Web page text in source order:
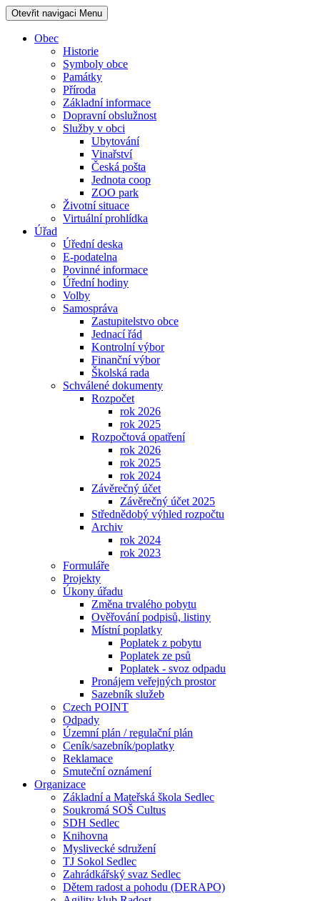
Otevřit navigaci Menu
Obec
Historie
Symboly obce
Památky
Příroda
Základní informace
Dopravní obslužnost
Služby v obci
Ubytování
Vinařství
Česká pošta
Jednota coop
ZOO park
Životní situace
Virtuální prohlídka
Úřad
Úřední deska
E-podatelna
Povinné informace
Úřední hodiny
Volby
Samospráva
Zastupitelstvo obce
Jednací řád
Kontrolní výbor
Finanční výbor
Školská rada
Schválené dokumenty
Rozpočet
rok 2026
rok 2025
Rozpočtová opatření
rok 2026
rok 2025
rok 2024
Závěrečný účet
Závěrečný účet 2025
Střednědobý výhled rozpočtu
Archiv
rok 2024
rok 2023
Formuláře
Projekty
Úkony úřadu
Změna trvalého pobytu
Ověřování podpisů, listiny
Místní poplatky
Poplatek z pobytu
Poplatek ze psů
Poplatek - svoz odpadu
Pronájem veřejných prostor
Sazebník služeb
Czech POINT
Odpady
Územní plán / regulační plán
Ceník/sazebník/poplatky
Reklamace
Smuteční oznámení
Organizace
Základní a Mateřská škola Sedlec
Soukromá SOŠ Cultus
SDH Sedlec
Knihovna
Myslivecké sdružení
TJ Sokol Sedlec
Zahrádkářský svaz Sedlec
Dětem radost a pohodu (DERAPO)